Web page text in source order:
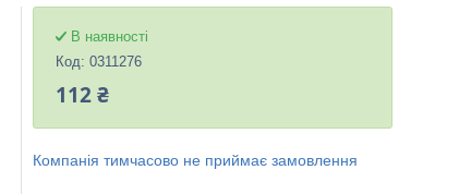
В наявності
Код: 0311276
112 ₴
Компанія тимчасово не приймає замовлення